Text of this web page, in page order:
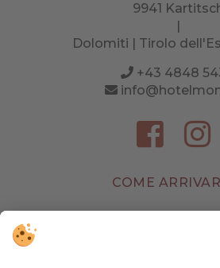
9941
|
Dolomiti | Tirolo
+43 4848
COME